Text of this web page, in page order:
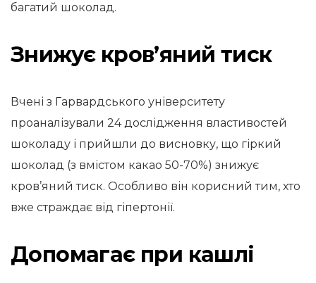
багатий шоколад.
Знижує кров’яний тиск
Вчені з Гарвардського університету
проаналізували 24 дослідження властивостей
шоколаду і прийшли до висновку, що гіркий
шоколад (з вмістом какао 50-70%) знижує
кров’яний тиск. Особливо він корисний тим, хто
вже страждає від гіпертонії.
Допомагає при кашлі